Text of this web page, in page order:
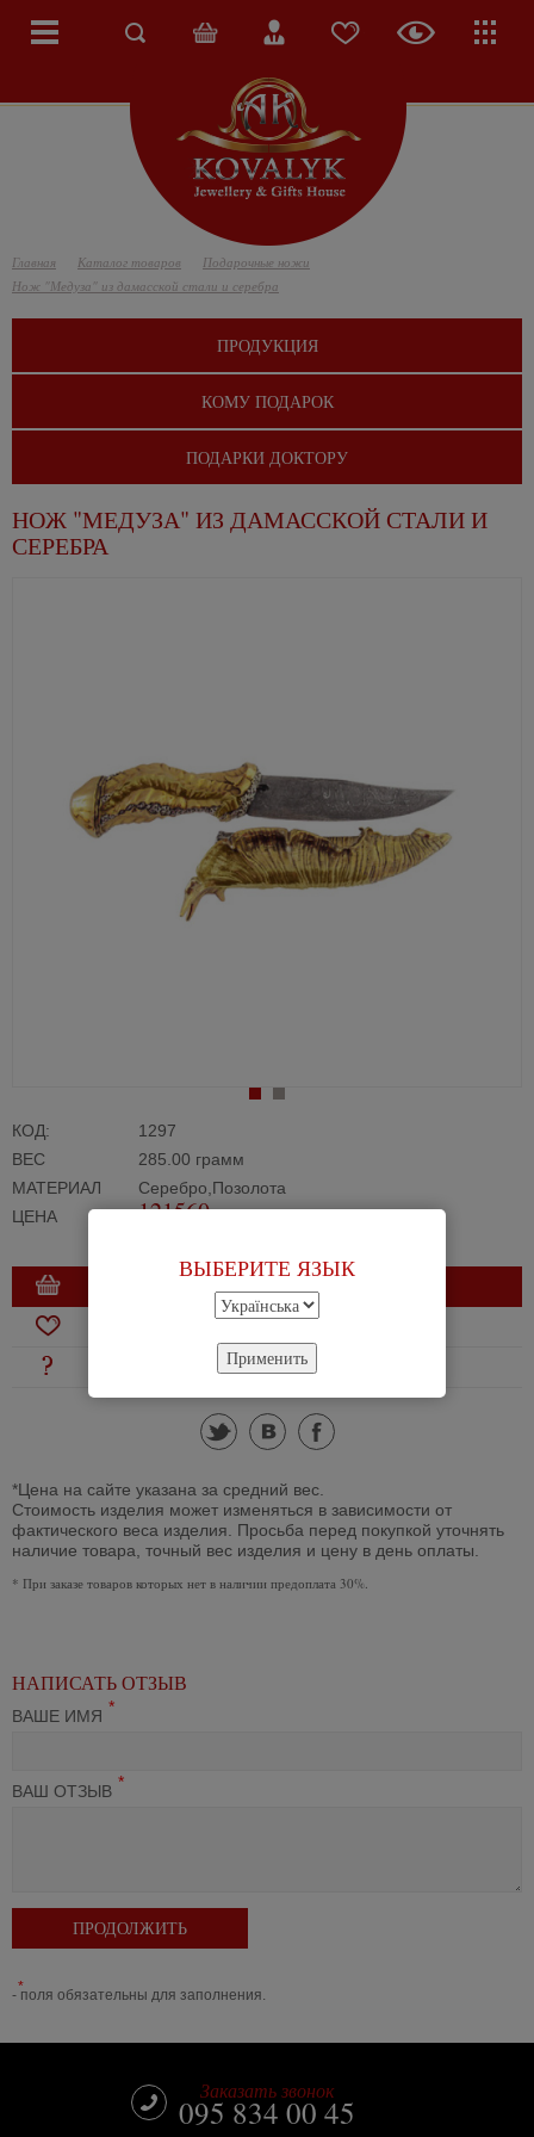
ВЫБЕРИТЕ ЯЗЫК
Применить
Главная Каталог товаров
Подарочные ножи
Нож "Медуза" из дамасской стали и серебра
ПРОДУКЦИЯ
КОМУ ПОДАРОК
ПОДАРКИ ДОКТОРУ
НОЖ "МЕДУЗА" ИЗ ДАМАССКОЙ СТАЛИ И
СЕРЕБРА
КОД:
1297
ВЕС
285.00 грамм
МАТЕРИАЛ
Серебро,Позолота
ЦЕНА
121560
В ИЗБРАННОЕ
ЗАДАТЬ ВОПРОС
tw vk fb
*Цена на сайте указана за средний вес.
Стоимость изделия может изменяться в зависимости от
фактического веса изделия. Просьба перед покупкой уточнять
наличие товара, точный вес изделия и цену в день оплаты.
* При заказе товаров которых нет в наличии предоплата 30%.
НАПИСАТЬ ОТЗЫВ
ВАШЕ ИМЯ *
ВАШ ОТЗЫВ *
ПРОДОЛЖИТЬ
*
- поля обязательны для заполнения.
Заказать звонок
095 834 00 45